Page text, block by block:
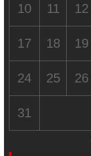
10 11 12
17 18 19
24 25 26
31